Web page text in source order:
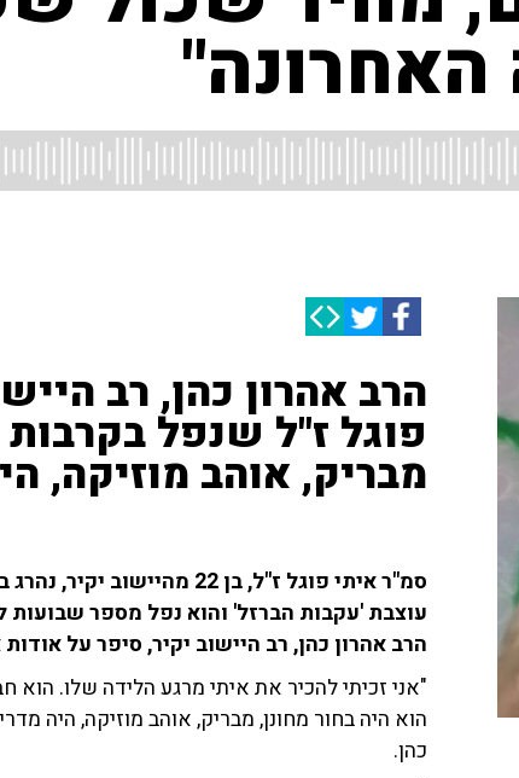
הרב אהרון כהן, רב
פוגל ז"ל שנפל
מבריק, אוהב מוזיקה,
עוצבת 'עקבות הברזל' והוא נפל מספר שבועות
הרב אהרון כהן, רב היישוב יקיר, סיפר על
"אני זכיתי להכיר את איתי מרגע הלידה שלו.
הוא היה בחור מחונן, מבריק, אוהב מוזיקה, היה
כהן.